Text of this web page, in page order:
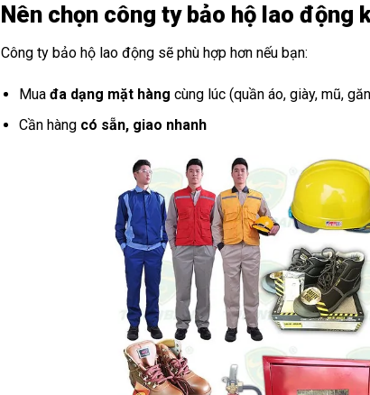
Nên chọn công ty bảo hộ lao động
Công ty bảo hộ lao động sẽ phù hợp hơn nếu bạn:
Muađa dạng mặt hàng cùng lúc (quần áo, giày, mũ,
Cần hàng có sẵn, giao nhanh